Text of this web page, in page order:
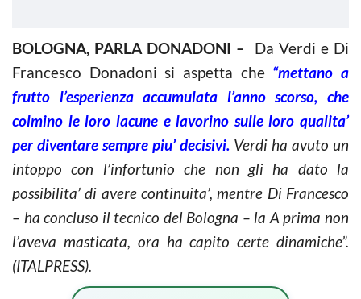
BOLOGNA, PARLA DONADONI –
Da Verdi e Di
Francesco Donadoni si aspetta che“mettano a
frutto l’esperienza accumulata l’anno scorso, che
colmino le loro lacune e lavorino sulle loro qualita’
per diventare sempre piu’ decisivi. Verdi ha avuto un
intoppo con l’infortunio che non gli ha dato la
possibilita’ di avere continuita’, mentre Di Francesco
– ha concluso il tecnico del Bologna – la A prima non
l’aveva masticata, ora ha capito certe dinamiche”.
(ITALPRESS).